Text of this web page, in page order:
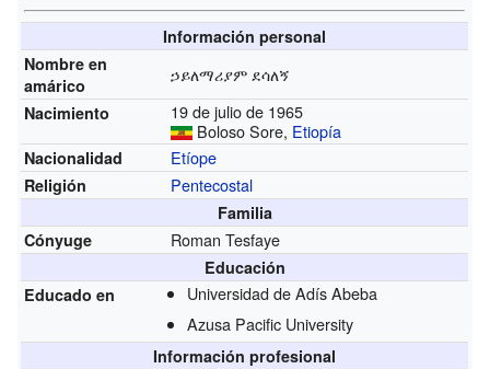
Información personal
Nombre en
amárico
ኃይለማሪያም ደሳለኝ
Nacimiento
19 de julio de 1965
Boloso Sore, Etiopía
Nacionalidad Etíope
Religión Pentecostal
Familia
Cónyuge
Roman Tesfaye
Educación
Educado en
Universidad de Adís Abeba
Azusa Pacific University
Información profesional